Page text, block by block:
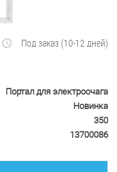
Под заказ (10-12 дней)
Портал для электроочага
Новинка
350
13700086